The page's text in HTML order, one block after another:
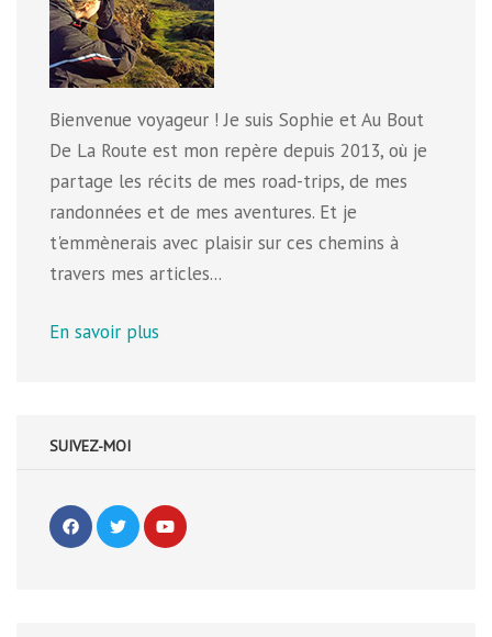
Bienvenue voyageur ! Je suis Sophie et Au Bout
De La Route est mon repère depuis 2013, où je
partage les récits de mes road-trips, de mes
randonnées et de mes aventures. Et je
t'emmènerais avec plaisir sur ces chemins à
travers mes articles...
En savoir plus
SUIVEZ-MOI